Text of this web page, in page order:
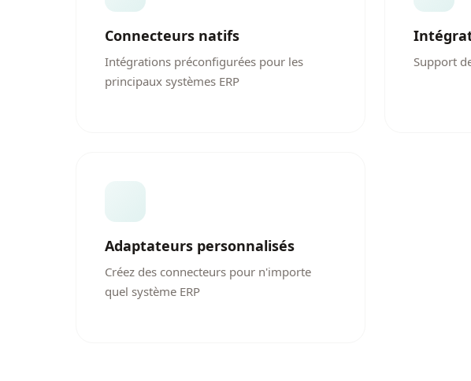
Connecteurs natifs
Intégrations préconfigurées pour les
principaux systèmes ERP
Support
Adaptateurs personnalisés
Créez des connecteurs pour n'importe
quel système ERP